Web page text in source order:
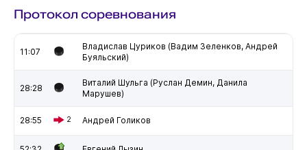
Протокол соревнования
11:07
Владислав Цуриков (Вадим Зеленков, Андрей
Буяльский)
28:28
Виталий Шульга (Руслан Демин, Данила
Марушев)
28:55 2 Андрей Голиков